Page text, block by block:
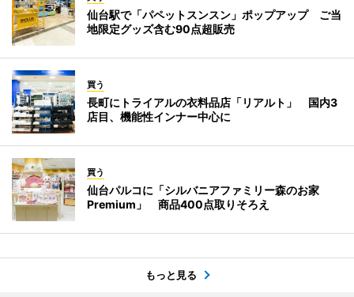
仙台駅で「パペットスンスン」ポップアップ ご当
地限定グッズ含む90点超販売
買う
長町にトライアルの衣料品店「リアルト」 国内3
店目、機能性インナー中心に
買う
仙台パルコに「シルバニアファミリー森のお家
Premium」 商品400点取りそろえ
もっと見る